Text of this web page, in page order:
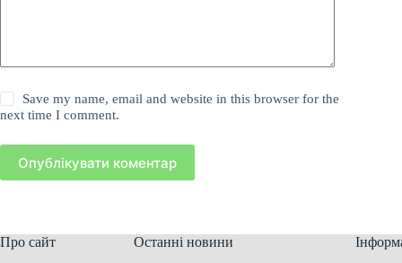
Save my name, email and website in this browser for the
next time I comment.
Опублікувати коментар
Про сайт
Останні новини